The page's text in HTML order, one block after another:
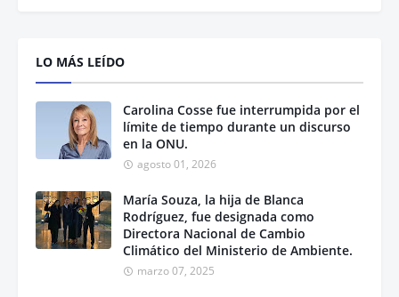
LO MÁS LEÍDO
Carolina Cosse fue interrumpida por el
límite de tiempo durante un discurso
en la ONU.
agosto 01, 2026
María Souza, la hija de Blanca
Rodríguez, fue designada como
Directora Nacional de Cambio
Climático del Ministerio de Ambiente.
marzo 07, 2025